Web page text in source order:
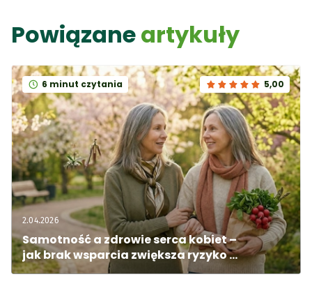
Powiązaneartykuły
2.04.2026
Samotność a zdrowie serca kobiet –
jak brak wsparcia zwiększa ryzyko
chorób?
6 minut czytania 5,00